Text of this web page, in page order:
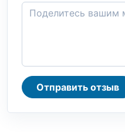
Отправить отзыв